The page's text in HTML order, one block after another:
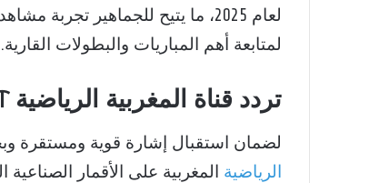
لعام 2025، ما يتيح للجماهير
لمتابعة أهم المباريات والبطولات القارية.
تردد قناة المغربية الرياضية TNT الجديد 2025
لضمان استقبال إشارة قوية ومستقرة
الرياضية المغربية على الأقمار